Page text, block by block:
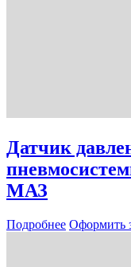
Датчик
МАЗ
Подробнее Оформить